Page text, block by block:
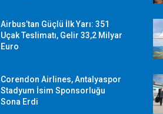
Airbus’tan Güçlü İlk Yarı: 351
Uçak Teslimatı, Gelir 33,2 Milyar
Euro
Corendon Airlines, Antalyaspor
Stadyum İsim Sponsorluğu
Sona Erdi